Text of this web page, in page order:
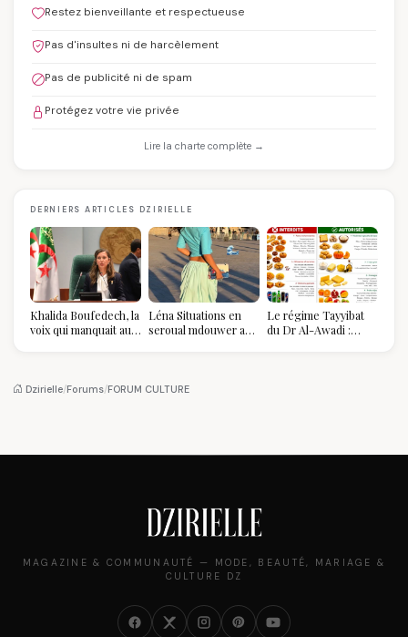
Restez bienveillante et respectueuse
Pas d'insultes ni de harcèlement
Pas de publicité ni de spam
Protégez votre vie privée
Lire la charte complète →
DERNIERS ARTICLES DZIRIELLE
Khalida Boufedech, la
voix qui manquait au
Léna Situations en
seroual mdouwer au
pièce mode de l'été
Le régime Tayyibat
du Dr Al-Awadi :
Dzirielle/Forums/FORUM CULTURE
MAGAZINE & COMMUNAUTÉ — MODE, BEAUTÉ, MARIAGE &
CULTURE DZ